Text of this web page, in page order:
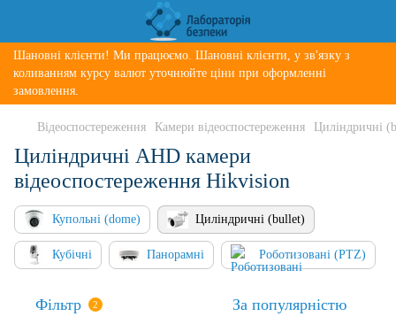
Шановні клієнти! Ми працюємо. Шановні клієнти, у зв'язку з
коливанням курсу валют уточнюйте ціни при оформленні
замовлення.
Відеоспостереження Камери відеоспостереження Циліндричні
Циліндричні AHD камери
відеоспостереження Hikvision
Купольні (dome) Циліндричні (bullet)
Кубічні Панорамні Роботизовані (PTZ)
Фільтр 2 За популярністю